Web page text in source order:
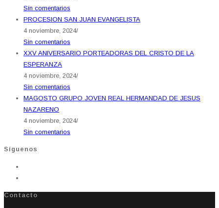
Sin comentarios
PROCESION SAN JUAN EVANGELISTA
4 noviembre, 2024/
Sin comentarios
XXV ANIVERSARIO PORTEADORAS DEL CRISTO DE LA
ESPERANZA
4 noviembre, 2024/
Sin comentarios
MAGOSTO GRUPO JOVEN REAL HERMANDAD DE JESUS
NAZARENO
4 noviembre, 2024/
Sin comentarios
Síguenos
Contacto